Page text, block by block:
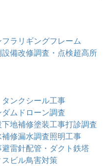
ラ リギングフレーム
設備改修調査・点検超高所
ンク シール工事
ダム ドローン調査
下地補修塗装工事打診調査
補修漏水調査照明工事
避雷針配管・ダクト鉄塔
ビル鳥害対策